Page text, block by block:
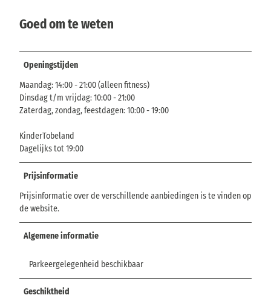
Goed om te weten
Openingstijden
Maandag: 14:00 - 21:00 (alleen fitness)
Dinsdag t/m vrijdag: 10:00 - 21:00
Zaterdag, zondag, feestdagen: 10:00 - 19:00
KinderTobeland
Dagelijks tot 19:00
Prijsinformatie
Prijsinformatie over de verschillende aanbiedingen is te vinden op
de website.
Algemene informatie
Parkeergelegenheid beschikbaar
Geschiktheid